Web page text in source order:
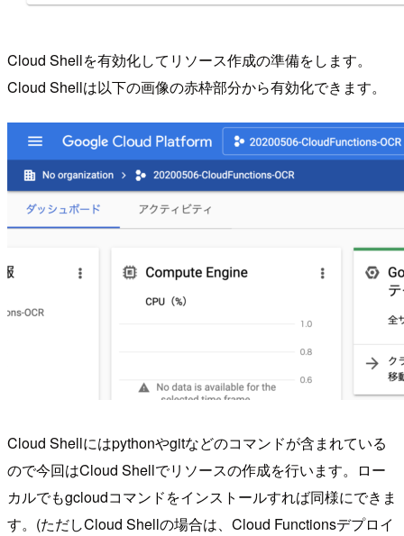
Cloud Shellを有効化してリソース作成の準備をします。
Cloud Shellは以下の画像の赤枠部分から有効化できます。
Cloud Shellにはpythonやgitなどのコマンドが含まれている
ので今回はCloud Shellでリソースの作成を行います。ロー
カルでもgcloudコマンドをインストールすれば同様にできま
す。(ただしCloud Shellの場合は、Cloud Functionsデプロイ